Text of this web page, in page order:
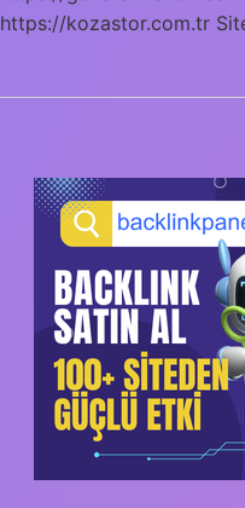
https://kozastor.com.tr
SIDEBAR